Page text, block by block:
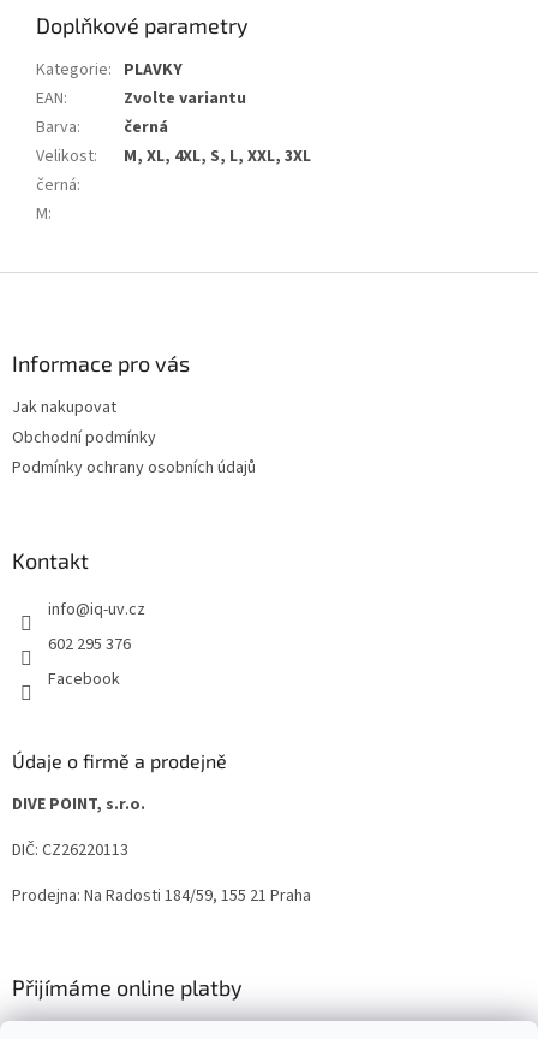
Doplňkové parametry
Kategorie: PLAVKY
EAN:
Zvolte variantu
Barva:
černá
Velikost:
M, XL, 4XL, S, L, XXL, 3XL
černá:
M:
Informace pro vás
Jak nakupovat
Obchodní podmínky
Podmínky ochrany osobních údajů
Kontakt
info@iq-uv.cz
602 295 376
Facebook
Údaje o firmě a prodejně
DIVE POINT, s.r.o.
DIČ: CZ26220113
Prodejna: Na Radosti 184/59, 155 21 Praha
Přijímáme online platby